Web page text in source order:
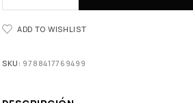
ADD TO WISHLIST
SKU: 9788417769499